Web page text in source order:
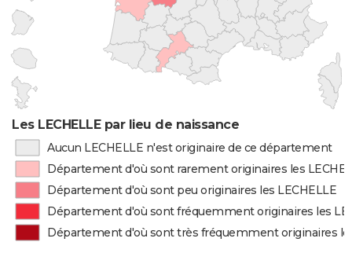
Les LECHELLE par lieu de naissance
Aucun LECHELLE n'est originaire de ce département
Département d'où sont rarement originaires les
Département d'où sont peu originaires les LECHELLE
Département d'où sont fréquemment originaires les
Département d'où sont très fréquemment originaires